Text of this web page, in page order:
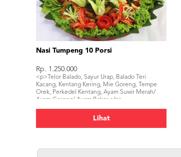
Nasi Tumpeng 10 Porsi
Rp. 1.250.000
<p>Telor Balado, Sayur Urap, Balado Teri
Kacang, Kentang Kering, Mie Goreng, Tempe
Orek, Perkedel Kentang, Ayam Suwir Merah/
Ayam Goreng/ Ayam Bakar,</p>
Lihat